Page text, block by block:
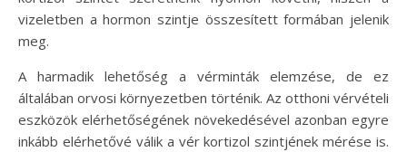
vizeletben a hormon szintje összesített formában jelenik
meg.
A harmadik lehetőség a vérminták elemzése, de ez
általában orvosi környezetben történik. Az otthoni vérvételi
eszközök elérhetőségének növekedésével azonban egyre
inkább elérhetővé válik a vér kortizol szintjének mérése is.